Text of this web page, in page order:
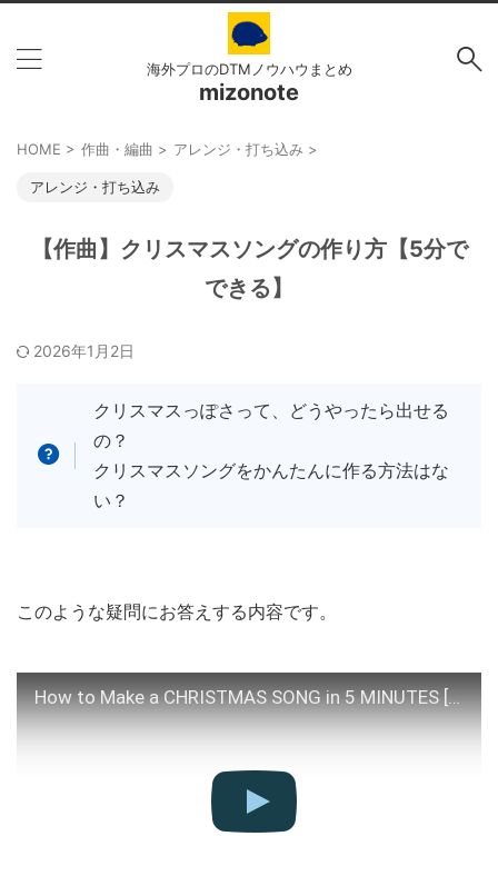
海外プロのDTMノウハウまとめ
mizonote
HOME > 作曲・編曲 > アレンジ・打ち込み >
アレンジ・打ち込み
【作曲】クリスマスソングの作り方【5分で
できる】
2026年1月2日
クリスマスっぽさって、どうやったら出せる
の？
クリスマスソングをかんたんに作る方法はな
い？
このような疑問にお答えする内容です。
How to Make a CHRISTMAS SONG in 5 MINUTES [RoomieBlocks]